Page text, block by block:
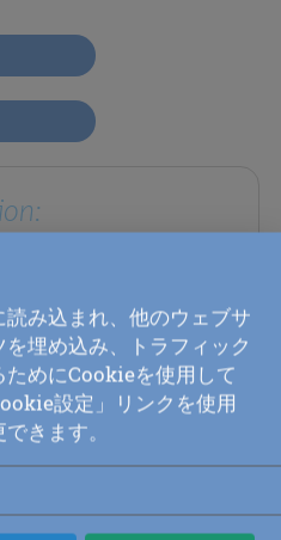
み込まれ、他のウェブサ
埋め込み、トラフィック
めにCookieを使用して
設定」リンクを使用
きます。